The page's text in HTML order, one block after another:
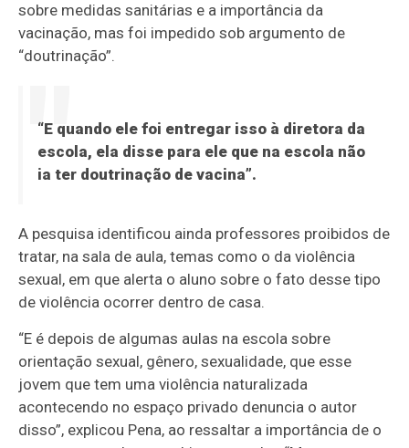
sobre medidas sanitárias e a importância da
vacinação, mas foi impedido sob argumento de
“doutrinação”.
“E quando ele foi entregar isso à diretora da
escola, ela disse para ele que na escola não
ia ter doutrinação de vacina”.
A pesquisa identificou ainda professores proibidos de
tratar, na sala de aula, temas como o da violência
sexual, em que alerta o aluno sobre o fato desse tipo
de violência ocorrer dentro de casa.
“E é depois de algumas aulas na escola sobre
orientação sexual, gênero, sexualidade, que esse
jovem que tem uma violência naturalizada
acontecendo no espaço privado denuncia o autor
disso”, explicou Pena, ao ressaltar a importância de o